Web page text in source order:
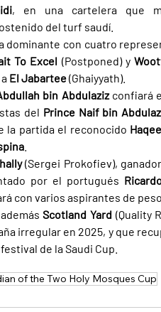
, en una cartelera que
del turf saudí.
dominante con cuatro
To Excel (Postponed) y
El Jabartee (Ghaiyyath).
bin Abdulaziz confiará
del Prince Naif bin
la partida el reconocido
(Sergei Prokofiev),
por el portugués
con varios aspirantes de
Scotland Yard (Quality
irregular en 2025, y que
de la Saudi Cup.
of the Two Holy Mosques Cup